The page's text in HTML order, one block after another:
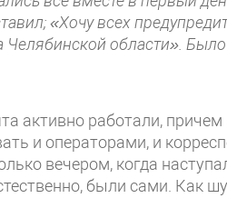
«Хочу всех
Челябинской области».
активно работали,
и операторами, и
вечером, когда
были сами. Как